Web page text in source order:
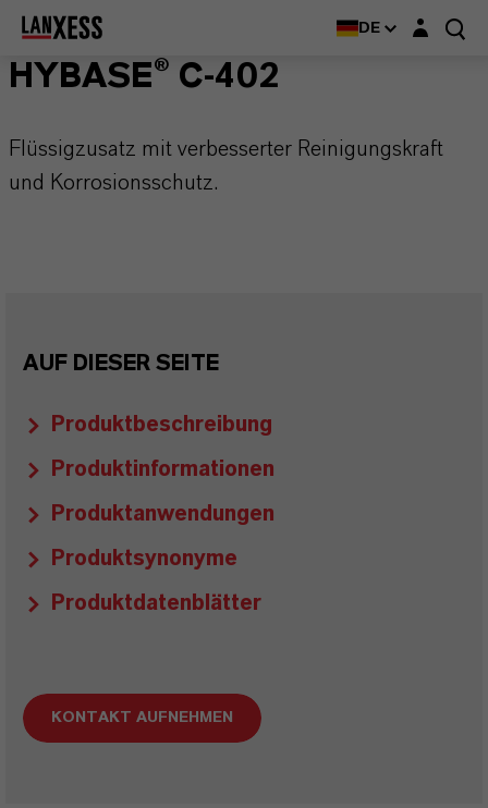
DE Login-Maske
HYBASE® C-402
Flüssigzusatz mit verbesserter Reinigungskraft
und Korrosionsschutz.
AUF DIESER SEITE
Produktbeschreibung
Produktinformationen
Produktanwendungen
Produktsynonyme
Produktdatenblätter
KONTAKT AUFNEHMEN